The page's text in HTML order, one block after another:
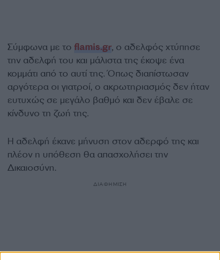
Σύμφωνα με το flamis.gr, ο αδελφός χτύπησε
την αδελφή του και μάλιστα της έκοψε ένα
κομμάτι από το αυτί της. Όπως διαπίστωσαν
αργότερα οι γιατροί, ο ακρωτηριασμός δεν ήταν
ευτυχώς σε μεγάλο βαθμό και δεν έβαλε σε
κίνδυνο τη ζωή της.
Η αδελφή έκανε μήνυση στον αδερφό της και
πλέον η υπόθεση θα απασχολήσει την
Δικαιοσύνη.
ΔΙΑΦΗΜΙΣΗ